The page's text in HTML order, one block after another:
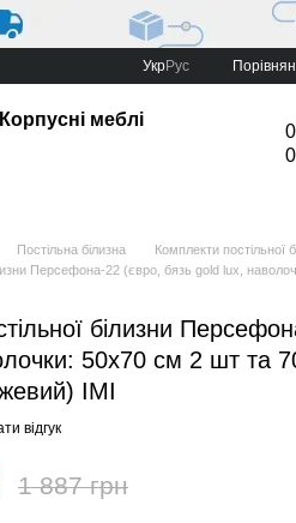
УкрРус
Корпусні меблі
Постільна білизна
Комплекти постільної
Персефона-22 (євро, бязь gold lux,
білизни
50х70 см 2 шт та
IMI
відгук
1 887 грн